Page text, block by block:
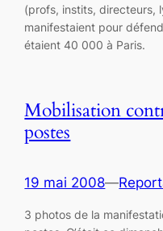
(profs, instits, directeurs,
manifestaient pour
étaient 40 000 à Paris.
Mobilisation
postes
19 mai 2008—
3 photos de la